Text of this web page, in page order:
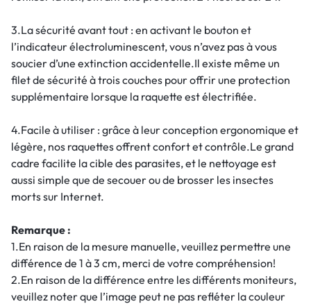
3.La sécurité avant tout : en activant le bouton et
l’indicateur électroluminescent, vous n’avez pas à vous
soucier d’une extinction accidentelle.Il existe même un
filet de sécurité à trois couches pour offrir une protection
supplémentaire lorsque la raquette est électrifiée.
4.Facile à utiliser : grâce à leur conception ergonomique et
légère, nos raquettes offrent confort et contrôle.Le grand
cadre facilite la cible des parasites, et le nettoyage est
aussi simple que de secouer ou de brosser les insectes
morts sur Internet.
Remarque :
1.En raison de la mesure manuelle, veuillez permettre une
différence de 1 à 3 cm, merci de votre compréhension!
2.En raison de la différence entre les différents moniteurs,
veuillez noter que l’image peut ne pas refléter la couleur